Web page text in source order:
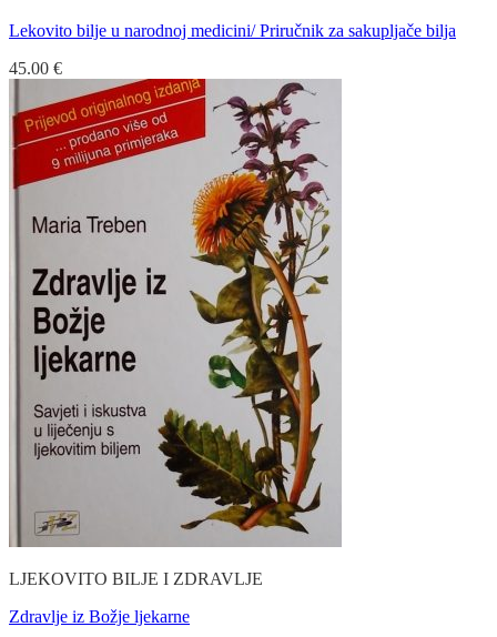
Lekovito bilje u narodnoj medicini/ Priručnik za sakupljače bilja
45.00 €
LJEKOVITO BILJE I ZDRAVLJE
Zdravlje iz Božje ljekarne